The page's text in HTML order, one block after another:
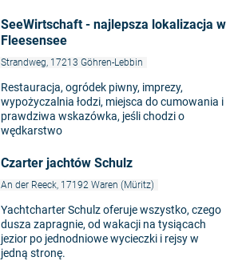
SeeWirtschaft - najlepsza lokalizacja w
Fleesensee
Strandweg, 17213 Göhren-Lebbin
Restauracja, ogródek piwny, imprezy,
wypożyczalnia łodzi, miejsca do cumowania i
prawdziwa wskazówka, jeśli chodzi o
wędkarstwo
Czarter jachtów Schulz
An der Reeck, 17192 Waren (Müritz)
Yachtcharter Schulz oferuje wszystko, czego
dusza zapragnie, od wakacji na tysiącach
jezior po jednodniowe wycieczki i rejsy w
jedną stronę.